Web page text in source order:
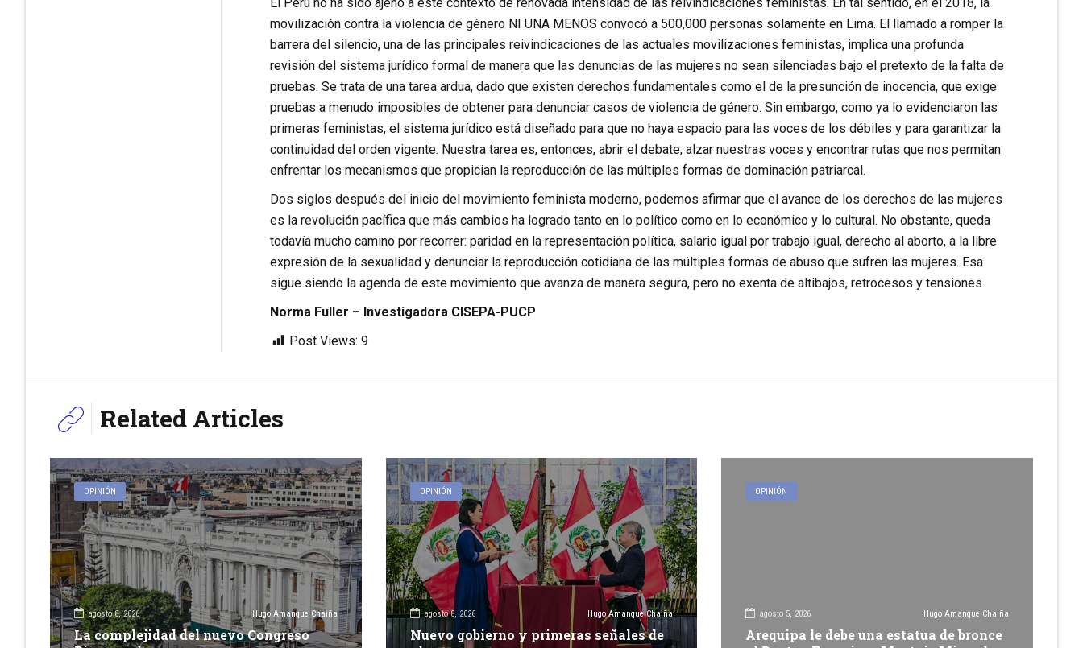
movilización contra la violencia de género NI UNA MENOS convocó a 500,000 personas solamente en Lima. El llamado a romper la
barrera del silencio, una de las principales reivindicaciones de las actuales movilizaciones feministas, implica una profunda
revisión del sistema jurídico formal de manera que las denuncias de las mujeres no sean silenciadas bajo el pretexto de la falta de
pruebas. Se trata de una tarea ardua, dado que existen derechos fundamentales como el de la presunción de inocencia, que exige
pruebas a menudo imposibles de obtener para denunciar casos de violencia de género. Sin embargo, como ya lo evidenciaron las
primeras feministas, el sistema jurídico está diseñado para que no haya espacio para las voces de los débiles y para garantizar la
continuidad del orden vigente. Nuestra tarea es, entonces, abrir el debate, alzar nuestras voces y encontrar rutas que nos permitan
enfrentar los mecanismos que propician la reproducción de las múltiples formas de dominación patriarcal.
Dos siglos después del inicio del movimiento feminista moderno, podemos afirmar que el avance de los derechos de las mujeres
es la revolución pacífica que más cambios ha logrado tanto en lo político como en lo económico y lo cultural. No obstante, queda
todavía mucho camino por recorrer: paridad en la representación política, salario igual por trabajo igual, derecho al aborto, a la libre
expresión de la sexualidad y denunciar la reproducción cotidiana de las múltiples formas de abuso que sufren las mujeres. Esa
sigue siendo la agenda de este movimiento que avanza de manera segura, pero no exenta de altibajos, retrocesos y tensiones.
Norma Fuller – Investigadora CISEPA-PUCP
Post Views: 9
Related Articles
OPINIÓN
agosto 8, 2026 Hugo Amanque Chaiña
La complejidad del nuevo Congreso
OPINIÓN
agosto 8, 2026 Hugo Amanque Chaiña
Nuevo gobierno y primeras señales de
OPINIÓN
agosto 5, 2026 Hugo Amanque Chaiña
Arequipa le debe una estatua de bronce